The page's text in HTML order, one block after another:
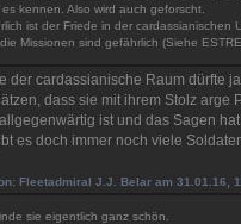
kennen. Also wird auch geforscht.
ist der Friede in der
Missionen sind gefährlich (Siehe
der cardassianische Raum dürfte
dass sie mit ihrem Stolz arge
ist und das Sagen
es doch immer noch viele
Fleetadmiral J.J. Belar am 31.01.16,
sie eigentlich ganz schön.